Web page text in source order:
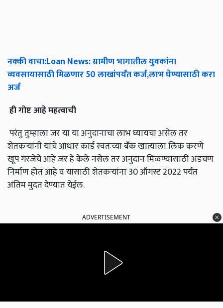
नक्कीवाचा:Loan News:ग्रामीणभागातीलयुवकांना
व्यवसायासाठीमिळणार50लाखांपर्यंतकर्ज,लाभघेण्यासाठीकरा
अर्ज
हीगोष्टआहेमहत्वाची
परंतु तुम्हाला जर या या अनुदानाचा लाभ घ्यायचा असेल तर
शेतकऱ्यांनी यांचे आधार कार्ड स्वतःच्या बँक खात्याला लिंक करणे
खूप गरजेचे आहे जर हे केले नसेल तर अनुदान मिळण्यासाठी अडचण
निर्माण होत आहे व यासाठी शेतकऱ्यांना 30 ऑगस्ट 2022 पर्यंत
अंतिम मुदत देण्यात येईल.
ADVERTISEMENT